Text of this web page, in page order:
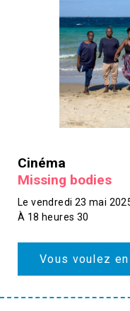
Cinéma
Missing bodies
Le vendredi 23 mai
À 18 heures 30
Vous voulez